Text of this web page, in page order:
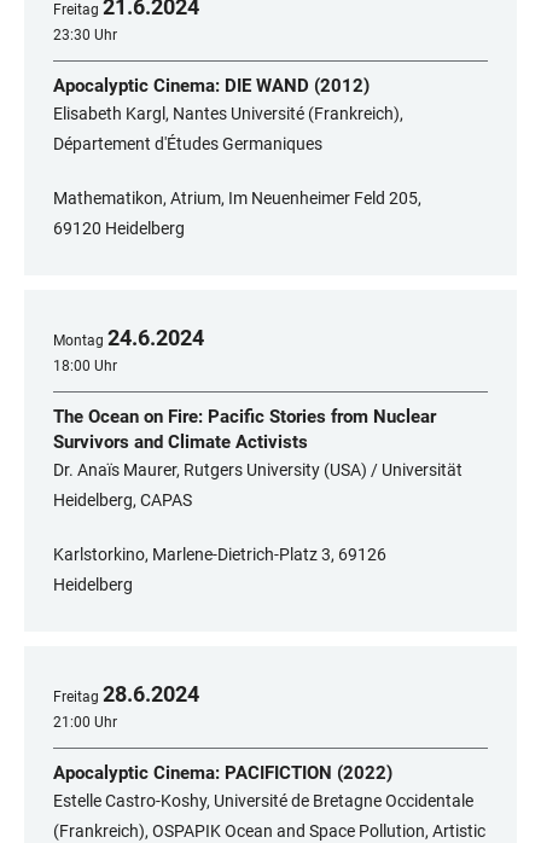
Freitag 21 .6.2024
23:30 Uhr
Apocalyptic Cinema: DIE WAND (2012)
Elisabeth Kargl, Nantes Université (Frankreich),
Département d'Études Germaniques
Mathematikon, Atrium, Im Neuenheimer Feld 205,
69120 Heidelberg
Montag 24.6.2024
18:00 Uhr
The Ocean on Fire: Pacific Stories from Nuclear
Survivors and Climate Activists
Dr. Anaïs Maurer, Rutgers University (USA) / Universität
Heidelberg, CAPAS
Karlstorkino, Marlene-Dietrich-Platz 3, 69126
Heidelberg
Freitag 28.6.2024
21:00 Uhr
Apocalyptic Cinema: PACIFICTION (2022)
Estelle Castro-Koshy, Université de Bretagne Occidentale
(Frankreich), OSPAPIK Ocean and Space Pollution, Artistic